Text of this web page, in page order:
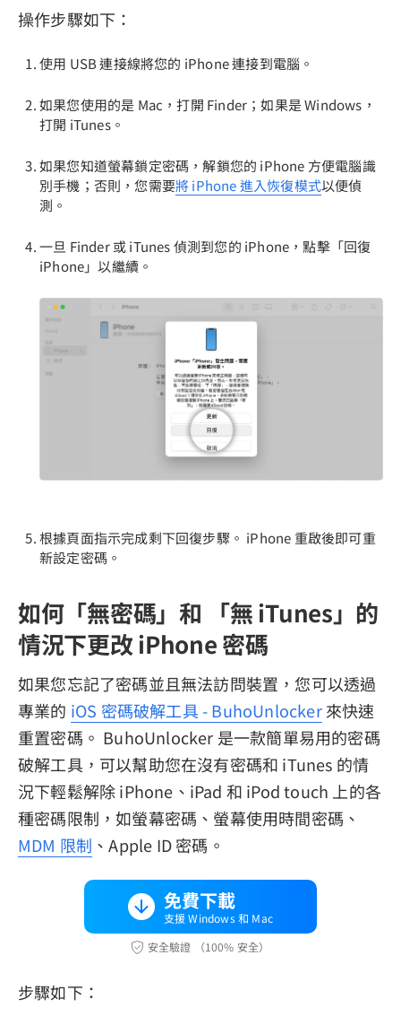
操作步驟如下：
使用 USB 連接線將您的 iPhone 連接到電腦。
如果您使用的是 Mac，打開 Finder；如果是 Windows，
打開 iTunes。
如果您知道螢幕鎖定密碼，解鎖您的 iPhone 方便電腦識
別手機；否則，您需要將 iPhone 進入恢復模式以便偵
測。
一旦 Finder 或 iTunes 偵測到您的 iPhone，點擊「回復
iPhone」以繼續。
根據頁面指示完成剩下回復步驟。 iPhone 重啟後即可重
新設定密碼。
如何「無密碼」和 「無 iTunes」的
情況下更改 iPhone 密碼
如果您忘記了密碼並且無法訪問裝置，您可以透過
專業的 iOS 密碼破解工具 - BuhoUnlocker來快速
重置密碼。 BuhoUnlocker 是一款簡單易用的密碼
破解工具，可以幫助您在沒有密碼和 iTunes 的情
況下輕鬆解除 iPhone、iPad 和 iPod touch 上的各
種密碼限制，如螢幕密碼、螢幕使用時間密碼、
MDM 限制 、Apple ID 密碼。
免費下載
支援 Windows 和 Mac
安全驗證 （100% 安全）
步驟如下：